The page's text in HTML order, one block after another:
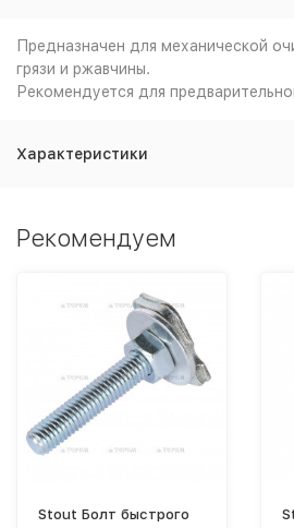
Предназначен для механической
грязи и ржавчины.
Рекомендуется для
Характеристики
Рекомендуем
Stout Болт быстрого